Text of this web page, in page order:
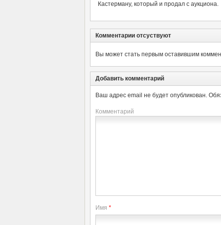
Кастерману, который и продал с аукциона.
Комментарии отсуствуют
Вы может стать первым оставившим
Добавить комментарий
Ваш адрес email не будет опубликован.
Комментарий
Имя *